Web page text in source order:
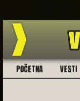
POČETNA VESTI